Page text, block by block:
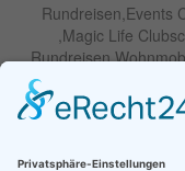
Rundreisen,Events
,Magic Life
Rundreisen
Weihnachtreisen 2022
Namibia, Wohnmobile